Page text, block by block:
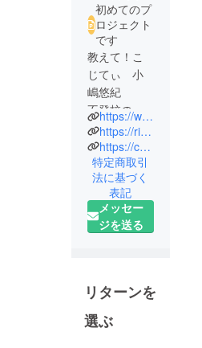
初めてのプ
ロジェクト
です
教えて！こ
じてぃ 小
嶋悠紀
不登校のた
めの全く新
しいオンラ
インフリー
スクールを
作りたい！
元・小学校
の先生
RIDGE
SPECIAL
EDUCATION
https://www.instagram.com/oshietekojit/?locale=ja_JP
https://ridge-spedu.jp/
https://coubic.com/oshietekojitsoudan
特定商取引
法に基づく
表記
メッセー
ジを送る
リターンを
選ぶ